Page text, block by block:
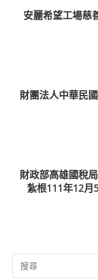
安麗希望工場慈
財團法人中華民
財政部高雄國稅
紮根111年12月
Search
for: